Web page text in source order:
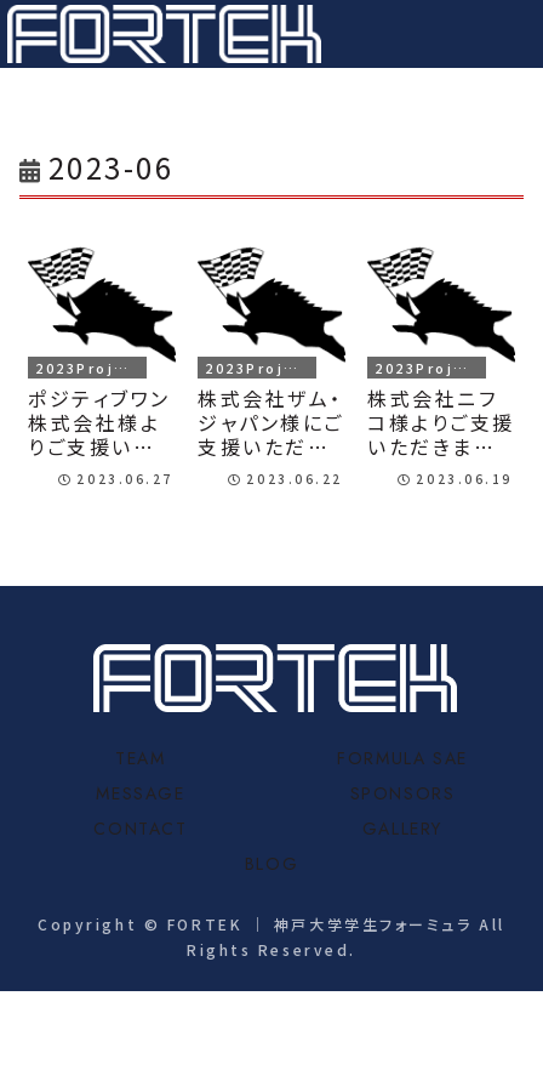
2023-06
2023Project
ポジティブワン
株式会社様よ
りご支援いた
だきました！
2023.06.27
2023Project
株式会社ザム・
ジャパン様にご
支援いただき
ました！2023.06.22
2023Project
株式会社ニフ
コ様よりご支援
いただきまし
た！！ 2023.06.19
TEAM
FORMULA SAE
MESSAGE
SPONSORS
CONTACT
GALLERY
BLOG
Copyright © FORTEK ｜ 神戸大学学生フォーミュラ All
Rights Reserved.